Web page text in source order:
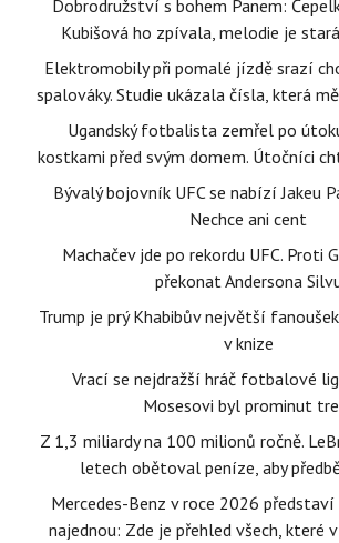
Dobrodružství s bohem Panem:
Kubišová ho zpívala, melodie je
Elektromobily při pomalé jízdě srazí
spalováky. Studie ukázala čísla, která
Ugandský fotbalista zemřel po
kostkami před svým domem. Útočníci
Bývalý bojovník UFC se nabízí Jakeu
Nechce ani cent
Machačev jde po rekordu UFC. Proti
překonat Andersona
Trump je prý Khabibův největší
v knize
Vrací se nejdražší hráč fotbalové
Mosesovi byl prominut
Z 1,3 miliardy na 100 milionů ročně.
letech obětoval peníze, aby
Mercedes-Benz v roce 2026
najednou: Zde je přehled všech, které